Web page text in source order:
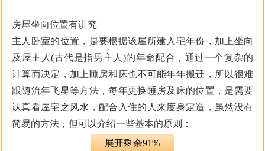
房屋坐向位置有讲究
主人卧室的位置，是要根据该屋所建入宅年份，加上坐向
及屋主人(古代是指男主人)的年命配合，通过一个复杂的
计算而决定，加上睡房和床也不可能年年搬迁，所以很难
跟随流年飞星等方法，每年更换睡房及床的位置，是需要
认真看屋宅之风水，配合入住的人来度身定造，虽然没有
简易的方法，但可以介绍一些基本的原则：
展开剩余91%